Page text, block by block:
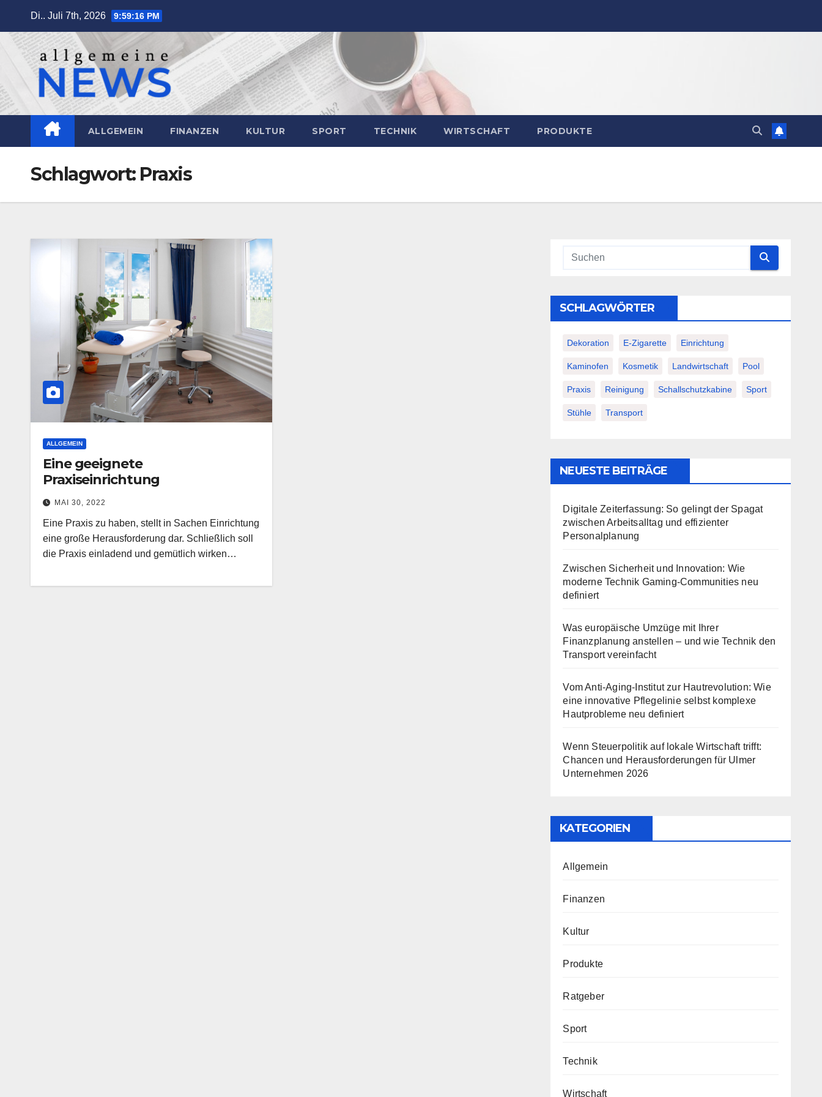
springen
Di.. Juli 7th, 2026 9:59:17 PM
ALLGEMEIN FINANZEN KULTUR SPORT TECHNIK WIRTSCHAFT PRODUKTE
Schlagwort: Praxis
ALLGEMEIN
Eine geeignete
Praxiseinrichtung
MAI 30, 2022
Eine Praxis zu haben, stellt in Sachen Einrichtung
eine große Herausforderung dar. Schließlich soll
die Praxis einladend und gemütlich wirken…
SCHLAGWÖRTER
Dekoration E-Zigarette Einrichtung
Kaminofen Kosmetik Landwirtschaft Pool
Praxis Reinigung Schallschutzkabine Sport
Stühle Transport
NEUESTE BEITRÄGE
Digitale Zeiterfassung: So gelingt der Spagat
zwischen Arbeitsalltag und effizienter
Personalplanung
Zwischen Sicherheit und Innovation: Wie
moderne Technik Gaming-Communities neu
definiert
Was europäische Umzüge mit Ihrer
Finanzplanung anstellen – und wie Technik den
Transport vereinfacht
Vom Anti-Aging-Institut zur Hautrevolution: Wie
eine innovative Pflegelinie selbst komplexe
Hautprobleme neu definiert
Wenn Steuerpolitik auf lokale Wirtschaft trifft:
Chancen und Herausforderungen für Ulmer
Unternehmen 2026
KATEGORIEN
Allgemein
Finanzen
Kultur
Produkte
Ratgeber
Sport
Technik
Wirtschaft